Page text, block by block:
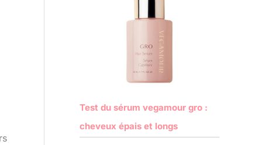
Test du sérum vegamour gro :
cheveux épais et longs